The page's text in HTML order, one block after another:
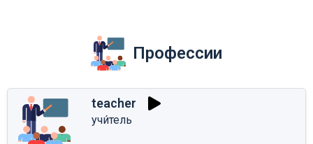
Профессии
teacher
учи́тель